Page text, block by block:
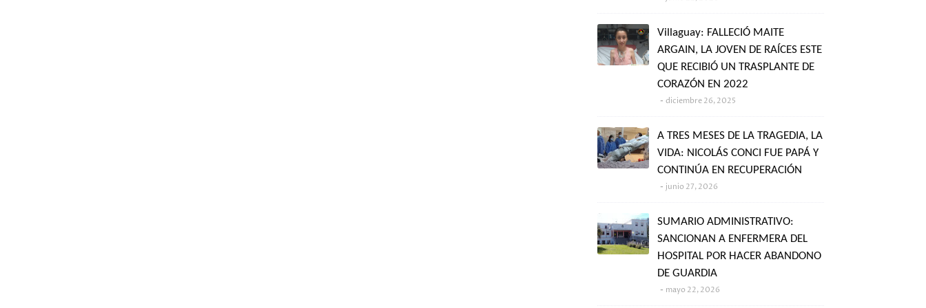
Villaguay: FALLECIÓ MAITE
ARGAIN, LA JOVEN DE RAÍCES ESTE
QUE RECIBIÓ UN TRASPLANTE DE
CORAZÓN EN 2022
diciembre 26, 2025
A TRES MESES DE LA TRAGEDIA, LA
VIDA: NICOLÁS CONCI FUE PAPÁ Y
CONTINÚA EN RECUPERACIÓN
junio 27, 2026
SUMARIO ADMINISTRATIVO:
SANCIONAN A ENFERMERA DEL
HOSPITAL POR HACER ABANDONO
DE GUARDIA
mayo 22, 2026